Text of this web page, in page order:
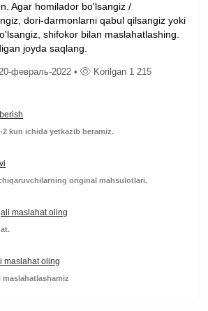
Agar homilador bo'lsangiz /
dori-darmonlarni qabul qilsangiz yoki
shifokor bilan maslahatlashing.
joyda saqlang.
февраль-2022 • Korilgan 1 215
kun ichida yetkazib beramiz.
original mahsulotlari.
maslahat oling
maslahat oling
maslahatlashamiz